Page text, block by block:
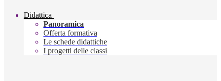
Didattica
Panoramica
Offerta formativa
Le schede didattiche
I progetti delle classi